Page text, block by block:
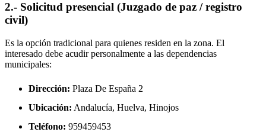
2.- Solicitud presencial (Juzgado de paz / registro
civil)
Es la opción tradicional para quienes residen en la zona. El
interesado debe acudir personalmente a las dependencias
municipales:
Dirección: Plaza De España 2
Ubicación: Andalucía, Huelva, Hinojos
Teléfono: 959459453